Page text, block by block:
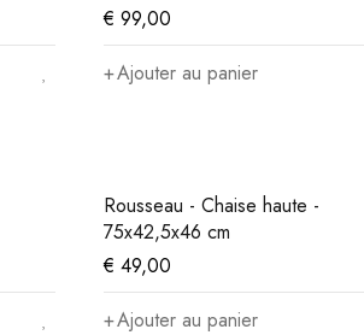
€ 99,00
Ajouter au panier
Rousseau - Chaise haute -
75x42,5x46 cm
€ 49,00
Ajouter au panier